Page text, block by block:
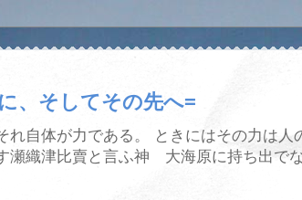
、そしてその先へ=
れ自体が力である。 ときにはその力は
瀬織津比賣と言ふ神 大海原に持ち出で